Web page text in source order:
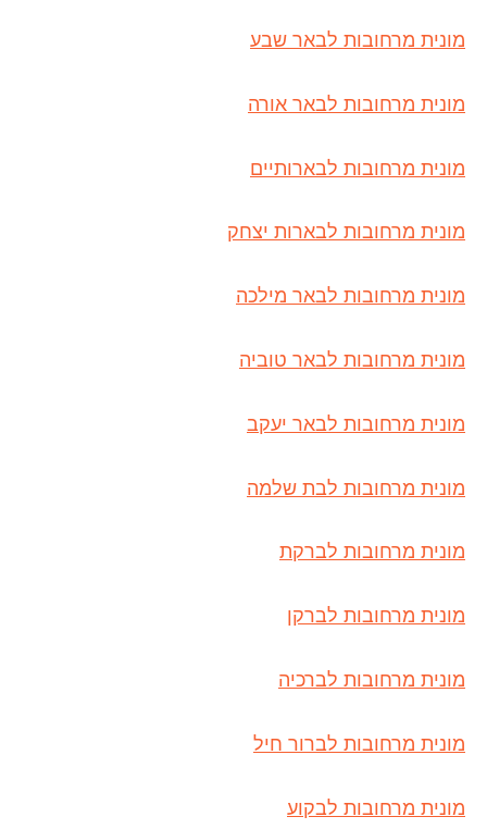
מונית מרחובות לבאר שבע
מונית מרחובות לבאר אורה
מונית מרחובות לבארותיים
מונית מרחובות לבארות יצחק
מונית מרחובות לבאר מילכה
מונית מרחובות לבאר טוביה
מונית מרחובות לבאר יעקב
מונית מרחובות לבת שלמה
מונית מרחובות לברקת
מונית מרחובות לברקן
מונית מרחובות לברכיה
מונית מרחובות לברור חיל
מונית מרחובות לבקוע